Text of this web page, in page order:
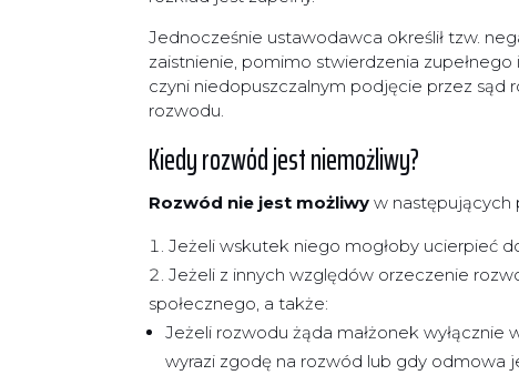
Jednocześnie ustawodawca określił tzw.
zaistnienie, pomimo stwierdzenia
czyni niedopuszczalnym podjęcie przez sąd
rozwodu.
Kiedy rozwód jest niemożliwy?
Rozwód nie jest możliwy w następujących
Jeżeli wskutek niego mogłoby ucierpieć
Jeżeli z innych względów orzeczenie
społecznego, a także:
Jeżeli rozwodu żąda małżonek wyłącznie
wyrazi zgodę na rozwód lub gdy odmowa